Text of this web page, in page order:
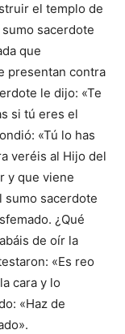
el templo de
sacerdote
que
presentan contra
le dijo: «Te
si tú eres el
«Tú lo has
veréis al Hijo del
y que viene
sumo sacerdote
¿Qué
de oír la
«Es reo
cara y lo
«Haz de